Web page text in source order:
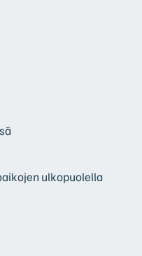
ulkopuolella